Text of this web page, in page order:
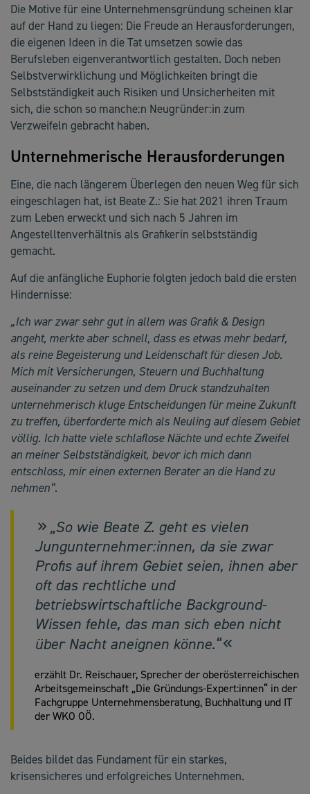
Die Motive für eine Unternehmensgründung scheinen klar
auf der Hand zu liegen: Die Freude an Herausforderungen,
die eigenen Ideen in die Tat umsetzen sowie das
Berufsleben eigenverantwortlich gestalten. Doch neben
Selbstverwirklichung und Möglichkeiten bringt die
Selbstständigkeit auch Risiken und Unsicherheiten mit
sich, die schon so manche:n Neugründer:in zum
Verzweifeln gebracht haben.
Unternehmerische Herausforderungen
Eine, die nach längerem Überlegen den neuen Weg für sich
eingeschlagen hat, ist Beate Z.: Sie hat 2021 ihren Traum
zum Leben erweckt und sich nach 5 Jahren im
Angestelltenverhältnis als Grafikerin selbstständig
gemacht.
Auf die anfängliche Euphorie folgten jedoch bald die ersten
Hindernisse:
„Ich war zwar sehr gut in allem was Grafik & Design
angeht, merkte aber schnell, dass es etwas mehr bedarf,
als reine Begeisterung und Leidenschaft für diesen Job.
Mich mit Versicherungen, Steuern und Buchhaltung
auseinander zu setzen und dem Druck standzuhalten
unternehmerisch kluge Entscheidungen für meine Zukunft
zu treffen, überforderte mich als Neuling auf diesem Gebiet
völlig. Ich hatte viele schlaflose Nächte und echte Zweifel
an meiner Selbstständigkeit, bevor ich mich dann
entschloss, mir einen externen Berater an die Hand zu
nehmen“.
„So wie Beate Z. geht es vielen
Jungunternehmer:innen, da sie zwar
Profis auf ihrem Gebiet seien, ihnen aber
oft das rechtliche und
betriebswirtschaftliche Background-
Wissen fehle, das man sich eben nicht
über Nacht aneignen könne.“
erzählt Dr. Reischauer, Sprecher der oberösterreichischen
Arbeitsgemeinschaft „Die Gründungs-Expert:innen“ in der
Fachgruppe Unternehmensberatung, Buchhaltung und IT
der WKO OÖ.
Beides bildet das Fundament für ein starkes,
krisensicheres und erfolgreiches Unternehmen.